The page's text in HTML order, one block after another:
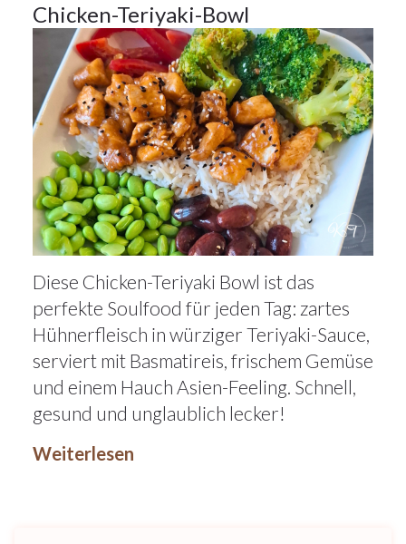
Chicken-Teriyaki-Bowl
Diese Chicken-Teriyaki Bowl ist das
perfekte Soulfood für jeden Tag: zartes
Hühnerfleisch in würziger Teriyaki-Sauce,
serviert mit Basmatireis, frischem Gemüse
und einem Hauch Asien-Feeling. Schnell,
gesund und unglaublich lecker!
Weiterlesen